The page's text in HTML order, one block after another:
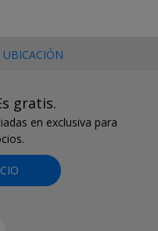
UBICACIÓN
gratis.
en exclusiva para